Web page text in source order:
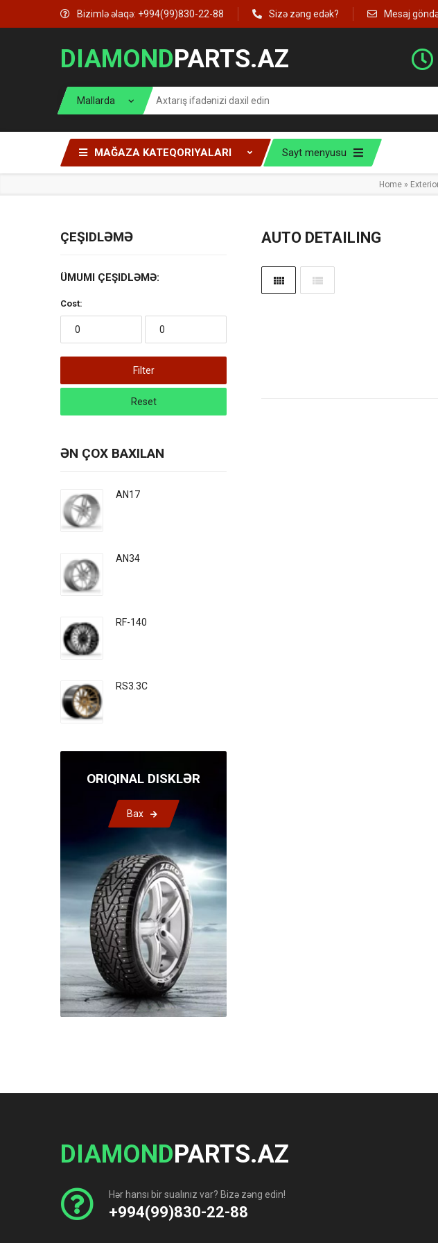
Bizimlə əlaqə: +994(99)830-22-88 Sizə zəng edək? Mesaj
DIAMONDPARTS.AZ
MAĞAZA KATEQORIYALARI Sayt menyusu
Home »
AUTO DETAILING
ÇEŞIDLƏMƏ
ÜMUMI ÇEŞIDLƏMƏ:
Cost:
Filter
Reset
ƏN ÇOX BAXILAN
AN17
AN34
RF-140
RS3.3C
ORIQINAL DISKLƏR
Bax
DIAMONDPARTS.AZ
Hər hansı bir sualınız var? Bizə zəng edin!
+994(99)830-22-88